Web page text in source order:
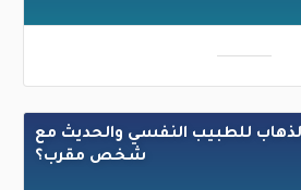
الذهاب للطبيب النفسي والحديث مع
شخص مقرب؟